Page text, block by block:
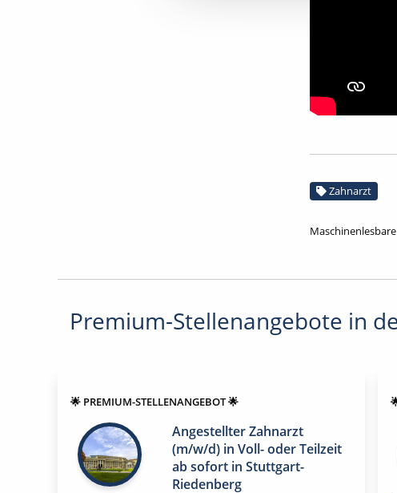
Zahnarzt
Premium-Stellenangebote in
🌟 PREMIUM-STELLENANGEBOT 🌟
Angestellter Zahnarzt
(m/w/d) in Voll- oder Teilzeit
ab sofort in Stuttgart-
Riedenberg